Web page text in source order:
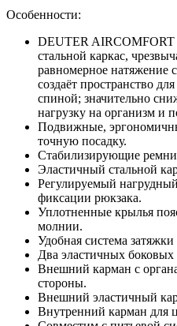
Особенности:
DEUTER
стальной каркас,
равномерное натяжение
создаёт пространство
спиной; значительно
нагрузку на организм и
Подвижные,
точную посадку.
Стабилизирующие ремни
Эластичный стальной
Регулируемый
фиксации рюкзака.
Уплотненные крылья
молнии.
Удобная система
Два эластичных боковых
Внешний карман с
стороны.
Внешний эластичный
Внутренний карман для